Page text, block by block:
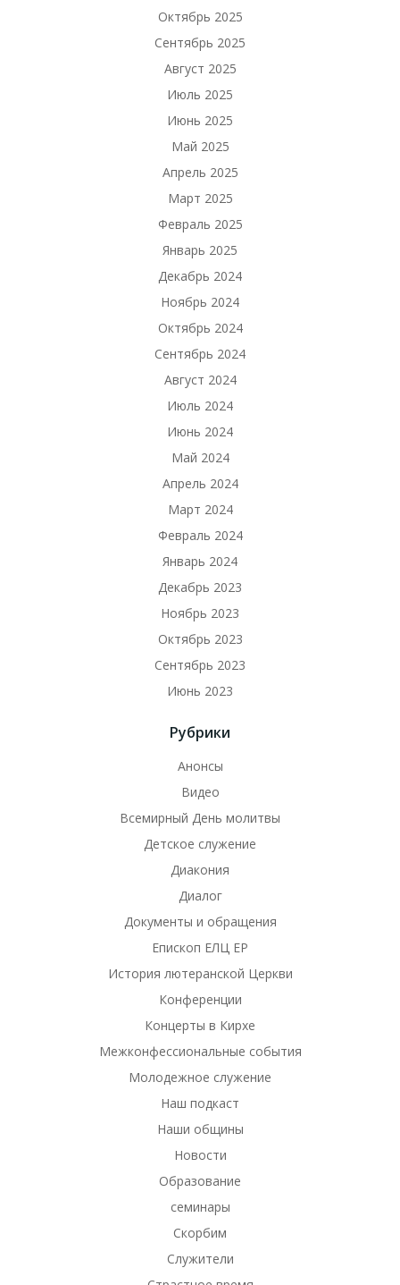
Октябрь 2025
Сентябрь 2025
Август 2025
Июль 2025
Июнь 2025
Май 2025
Апрель 2025
Март 2025
Февраль 2025
Январь 2025
Декабрь 2024
Ноябрь 2024
Октябрь 2024
Сентябрь 2024
Август 2024
Июль 2024
Июнь 2024
Май 2024
Апрель 2024
Март 2024
Февраль 2024
Январь 2024
Декабрь 2023
Ноябрь 2023
Октябрь 2023
Сентябрь 2023
Июнь 2023
Рубрики
Анонсы
Видео
Всемирный День молитвы
Детское служение
Диакония
Диалог
Документы и обращения
Епископ ЕЛЦ ЕР
История лютеранской Церкви
Конференции
Концерты в Кирхе
Межконфессиональные события
Молодежное служение
Наш подкаст
Наши общины
Новости
Образование
семинары
Скорбим
Служители